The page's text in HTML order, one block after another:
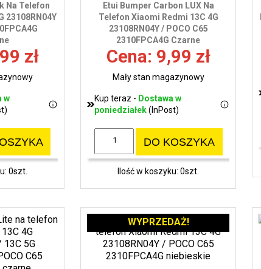
Na Telefon
23108RN04Y
zł
w
0szt.
Etui Bumper Carbon LUX Na
Telefon Xiaomi Redmi 13C 4G
23108RN04Y / POCO C65
2310FPCA4G Czarne
Cena: 9,99 zł
Mały stan magazynowy
Kup teraz - Dostawa w
poniedziałek(InPost)
DO KOSZYKA
Ilość w koszyku: 0szt.
WYPRZEDAŻ!